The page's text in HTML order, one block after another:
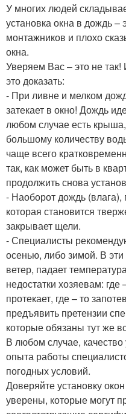
У многих людей
установка окна в дождь –
монтажников и плохо
окна.
Уверяем Вас – это не
это доказать:
- При ливне и мелком
затекает в окно! Дождь
любом случае есть
большому количеству
чаще всего
так, как может быть в
продолжить снова
- Наоборот дождь (влага),
которая становится
закрывает щели.
- Специалисты
осенью, либо зимой. В
ветер, падает
недостатки хозяевам: где
протекает, где – то
предъявить претензии
которые обязаны тут же
В любом случае, качество
опыта работы
погодных условий.
Доверяйте установку
уверены, которые могут